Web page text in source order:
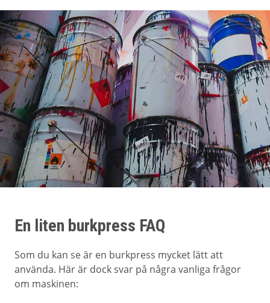
En liten burkpress FAQ
Som du kan se är en burkpress mycket lätt att
använda. Här är dock svar på några vanliga frågor
om maskinen: